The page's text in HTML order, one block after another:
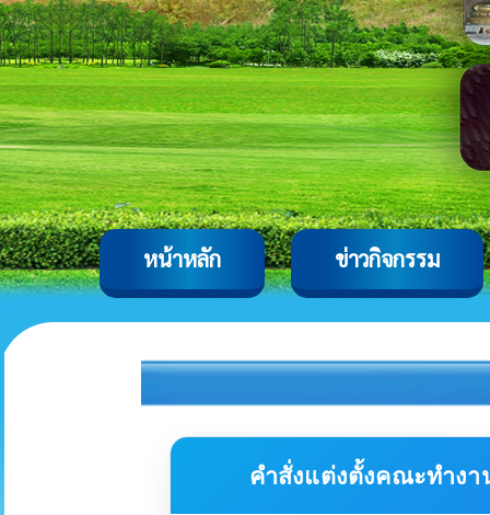
หน้าหลัก ข่าวกิจกรรม
คำสั่งแต่งตั้งคณะทำง